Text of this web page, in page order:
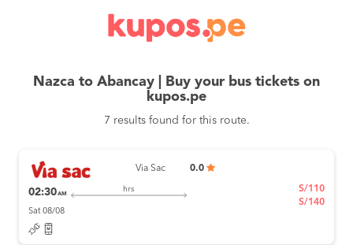
Nazca to Abancay | Buy your bus tickets on
kupos.pe
7 results found for this route.
Via Sac 0.0
02:30AM
hrs
Sat 08/08
S/110
S/140